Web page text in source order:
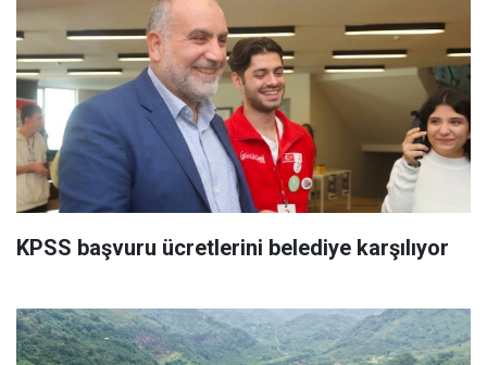
KPSS başvuru ücretlerini belediye karşılıyor